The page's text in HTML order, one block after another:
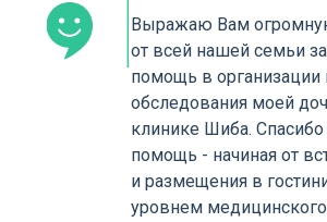
Выражаю Вам
от всей нашей семьи
помощь в организации
обследования моей
клинике Шиба.
помощь - начиная от
и размещения в
уровнем